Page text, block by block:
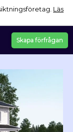
Läs
Skapa förfrågan